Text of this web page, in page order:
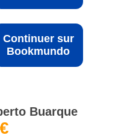
Continuer sur
Bookmundo
Buarque